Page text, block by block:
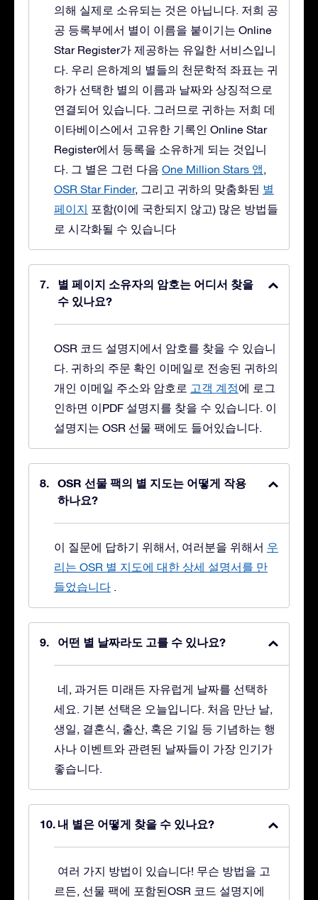
의해 실제로 소유되는 것은 아닙니다. 저희 공
공 등록부에서 별이 이름을 붙이기는 Online
Star Register가 제공하는 유일한 서비스입니
다. 우리 은하계의 별들의 천문학적 좌표는 귀
하가 선택한 별의 이름과 날짜와 상징적으로
연결되어 있습니다. 그러므로 귀하는 저희 데
이타베이스에서 고유한 기록인 Online Star
Register에서 등록을 소유하게 되는 것입니
다. 그 별은 그런 다음 One Million Stars 앱,
OSR Star Finder, 그리고 귀하의 맞춤화된 별
페이지 포함(이에 국한되지 않고) 많은 방법들
로 시각화될 수 있습니다
별 페이지 소유자의 암호는 어디서 찾을
수 있나요?
OSR 코드 설명지에서 암호를 찾을 수 있습니
다. 귀하의 주문 확인 이메일로 전송된 귀하의
개인 이메일 주소와 암호로 고객 계정에 로그
인하면 이PDF 설명지를 찾을 수 있습니다. 이
설명지는 OSR 선물 팩에도 들어있습니다.
OSR 선물 팩의 별 지도는 어떻게 작용
하나요?
이 질문에 답하기 위해서, 여러분을 위해서 우
리는 OSR 별 지도에 대한 상세 설명서를 만
들었습니다 .
어떤 별 날짜라도 고를 수 있나요?
네, 과거든 미래든 자유럽게 날짜를 선택하
세요. 기본 선택은 오늘입니다. 처음 만난 날,
생일, 결혼식, 출산, 혹은 기일 등 기념하는 행
사나 이벤트와 관련된 날짜들이 가장 인기가
좋습니다.
내 별은 어떻게 찾을 수 있나요?
여러 가지 방법이 있습니다! 무슨 방법을 고
르든, 선물 팩에 포함된OSR 코드 설명지에